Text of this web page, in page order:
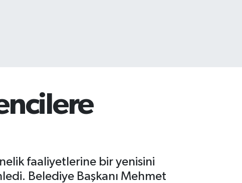
faaliyetlerine bir yenisini
Belediye Başkanı Mehmet